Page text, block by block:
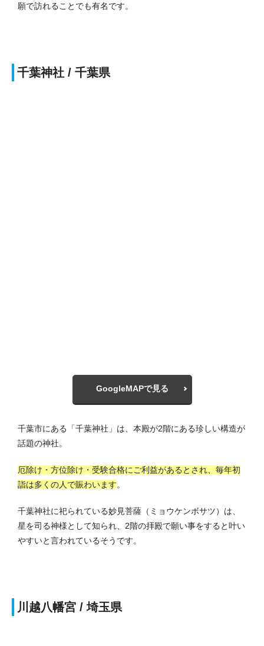
願で訪れることでも有名です。
千葉神社 / 千葉県
GoogleMAPで見る
千葉市にある「千葉神社」は、本殿が2階にある珍しい構造が
話題の神社。
厄除け・方位除け・受験合格にご利益があるとされ、毎年初
詣は多くの人で賑わいます。
千葉神社に祀られている妙見菩薩（ミョウケンボサツ）は、
星を司る神様として知られ、2階の拝殿で願い事をすると叶い
やすいと言われているそうです。
川越八幡宮 / 埼玉県